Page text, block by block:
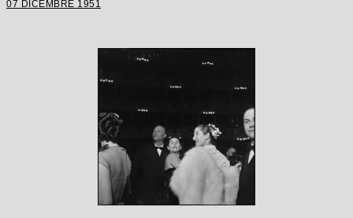
07 DICEMBRE 1951